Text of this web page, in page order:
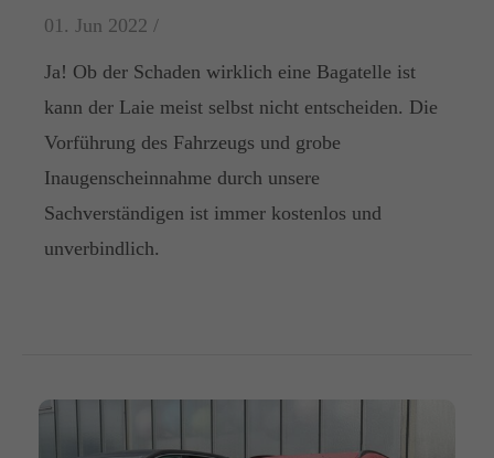
01. Jun 2022 /
Ja! Ob der Schaden wirklich eine Bagatelle ist
kann der Laie meist selbst nicht entscheiden. Die
Vorführung des Fahrzeugs und grobe
Inaugenscheinnahme durch unsere
Sachverständigen ist immer kostenlos und
unverbindlich.